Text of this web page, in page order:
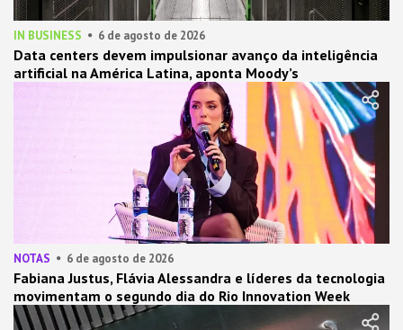
IN BUSINESS 6 de agosto de 2026
Data centers devem impulsionar avanço da inteligência
artificial na América Latina, aponta Moody’s
NOTAS 6 de agosto de 2026
Fabiana Justus, Flávia Alessandra e líderes da tecnologia
movimentam o segundo dia do Rio Innovation Week